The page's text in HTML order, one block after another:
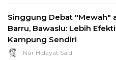
Singgung Debat "Mewah"
Barru, Bawaslu: Lebih
Kampung Sendiri
Nur Hidayat Said